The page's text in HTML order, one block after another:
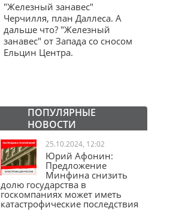
"Железный занавес"
Черчилля, план Даллеса. А
дальше что? "Железный
занавес" от Запада со сносом
Ельцин Центра.
ПОПУЛЯРНЫЕ
НОВОСТИ
25.10.2024, 12:02
Юрий Афонин:
Предложение
Минфина снизить
долю государства в
госкомпаниях может иметь
катастрофические последствия